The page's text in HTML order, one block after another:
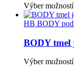
Výber možností
si
HB BODY
BODY tmel
Výber možností